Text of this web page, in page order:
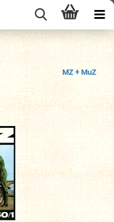
MZ + MuZ